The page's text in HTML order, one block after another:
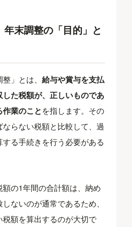
年末調整の「目的」と
整」とは、給与や賞与を支払
した税額が、正しいものであ
業のことを指します。その
らない税額と比較して、過
る手続きを行う必要がある
の1年間の合計額は、納め
ないのが通常であるため、
額を算出するのが大切で